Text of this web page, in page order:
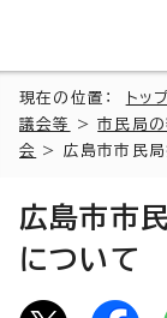
現在の位置： トッ
議会等
>市民局
会
> 広島市市民局
広島市市
について